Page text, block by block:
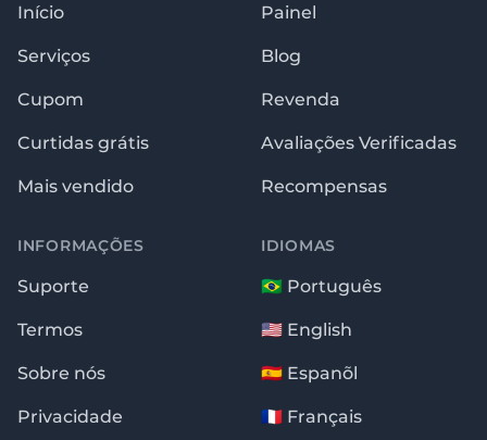
Início
Serviços
Cupom
Curtidas grátis
Mais vendido
Painel
Blog
Revenda
Avaliações Verificadas
Recompensas
INFORMAÇÕES
Suporte
Termos
Sobre nós
Privacidade
IDIOMAS
🇧🇷 Português
🇺🇸 English
🇪🇸 Espanõl
🇫🇷 Français